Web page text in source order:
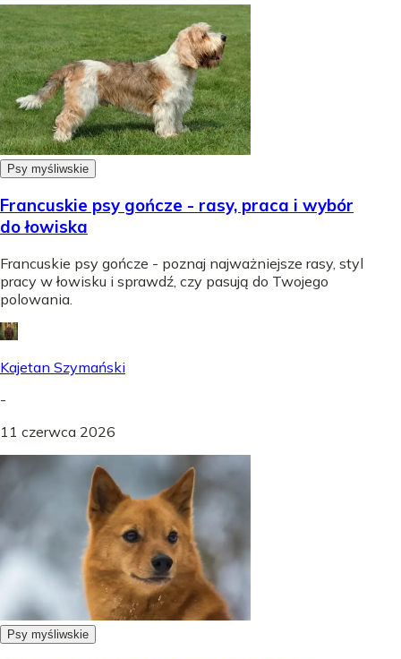
Psy myśliwskie
Francuskie psy gończe - rasy, praca i wybór
do łowiska
Francuskie psy gończe - poznaj najważniejsze rasy, styl
pracy w łowisku i sprawdź, czy pasują do Twojego
polowania.
Kajetan Szymański
-
11 czerwca 2026
Psy myśliwskie